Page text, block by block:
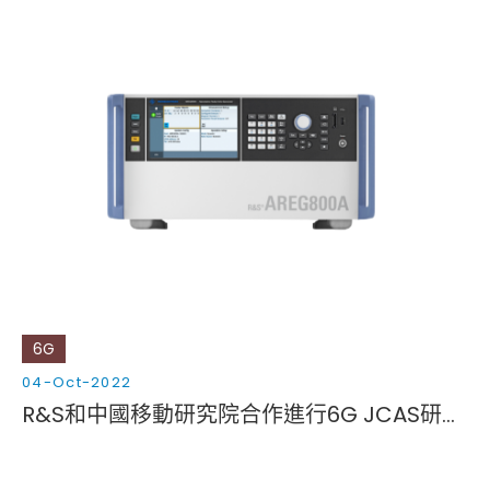
6G
04-Oct-2022
R&S和中國移動研究院合作進行6G JCAS研究和早期驗證